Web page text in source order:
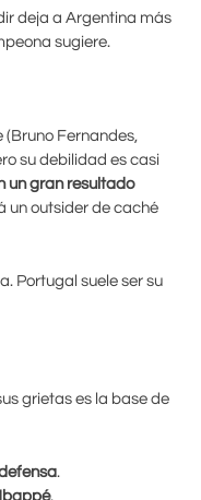
deja a Argentina más
sugiere.
(Bruno Fernandes,
su debilidad es casi
un gran resultado
un outsider de caché
Portugal suele ser su
grietas es la base de
.
.